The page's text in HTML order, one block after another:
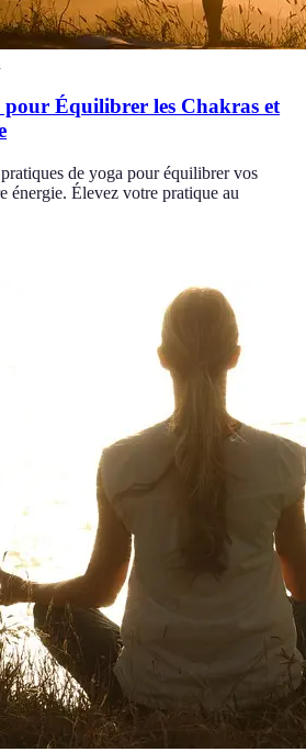
pour Équilibrer les Chakras et
de yoga pour équilibrer vos
énergie. Élevez votre pratique au